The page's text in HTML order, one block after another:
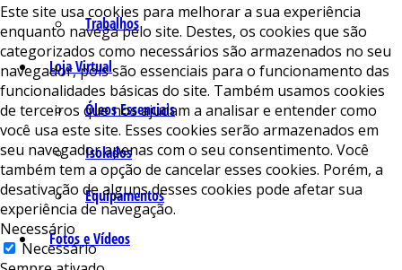
Trabalhos
Loja Virtual
Óleos Essenciais
Isolados
Equipamentos
Fotos e Vídeos
Este site usa cookies para melhorar a sua experiência
enquanto navega pelo site. Destes, os cookies que são
categorizados como necessários são armazenados no seu
navegador, pois são essenciais para o funcionamento das
funcionalidades básicas do site. Também usamos cookies
de terceiros que nos ajudam a analisar e entender como
você usa este site. Esses cookies serão armazenados em
seu navegador apenas com o seu consentimento. Você
também tem a opção de cancelar esses cookies. Porém, a
desativação de alguns desses cookies pode afetar sua
experiência de navegação.
Necessário
Necessário